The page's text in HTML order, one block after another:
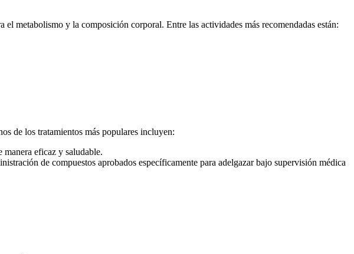
metabolismo y la composición corporal. Entre las actividades más recomendadas están:
de los tratamientos más populares incluyen:
manera eficaz y saludable.
de compuestos aprobados específicamente para adelgazar bajo supervisión médica